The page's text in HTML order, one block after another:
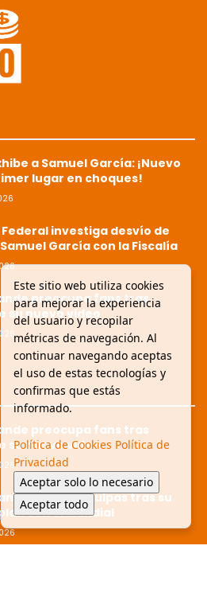
a Samuel García: ¡Nuevo
lugar en choques!
investiga desvío de
García con la Fiscalía
preocupa fans tras
su nuevo video
preocupa fans tras
su nuevo video
pide disculpas tras su
con el Mundial
Este sitio web utiliza cookies
para mejorar la experiencia
del usuario y recopilar
métricas de navegación. Al
continuar navegando aceptas
el uso de estas tecnologías y
confirmas que estás
informado.
Política de Cookies Política de
Privacidad
Aceptar solo lo necesario
Aceptar todo